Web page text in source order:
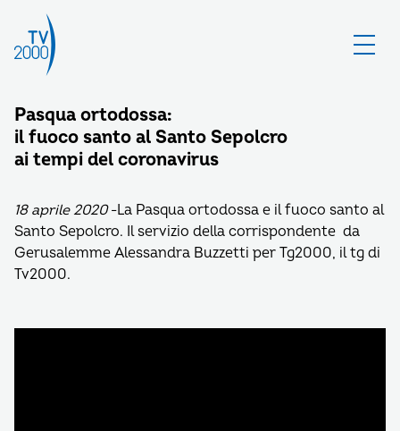
Pasqua ortodossa:
il fuoco santo al Santo Sepolcro
ai tempi del coronavirus
18 aprile 2020-La Pasqua ortodossa e il fuoco santo al
Santo Sepolcro. Il servizio della corrispondente da
Gerusalemme Alessandra Buzzetti per Tg2000, il tg di
Tv2000.